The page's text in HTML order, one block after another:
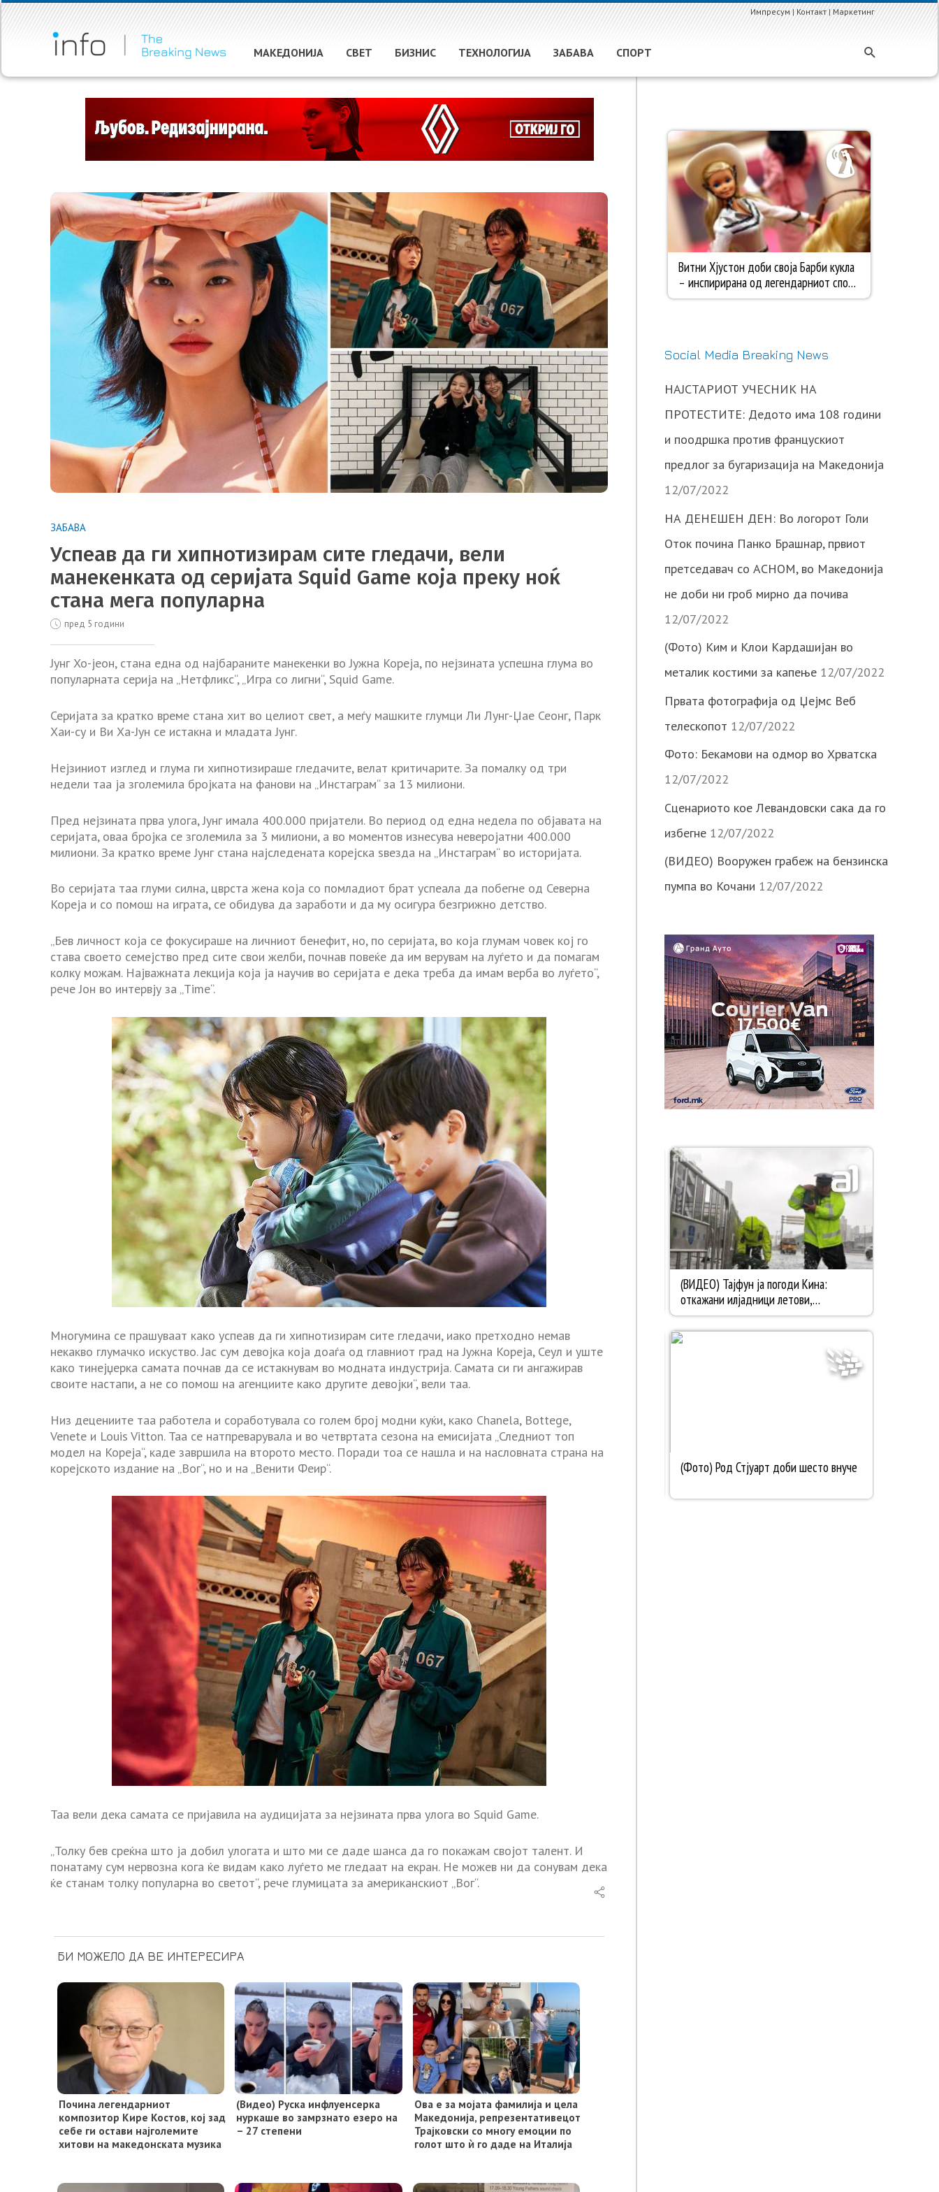
Импресум|Контакт|Маркетинг
МАКЕДОНИЈА СВЕТ БИЗНИС ТЕХНОЛОГИЈА ЗАБАВА СПОРТ
ЗАБАВА
Успеав да ги хипнотизирам сите гледачи, вели
манекенката од серијата Squid Game која преку ноќ
стана мега популарна
пред 5 години
Јунг Хо-јеон, стана една од најбараните манекенки во Јужна Кореја, по нејзината успешна глума во
популарната серија на „Нетфликс“, „Игра со лигни“, Squid Game.
Серијата за кратко време стана хит во целиот свет, а меѓу машките глумци Ли Лунг-Џае Сеонг, Парк
Хаи-су и Ви Ха-Јун се истакна и младата Јунг.
Нејзиниот изглед и глума ги хипнотизираше гледачите, велат критичарите. За помалку од три
недели таа ја зголемила бројката на фанови на „Инстаграм“ за 13 милиони.
Пред нејзината прва улога, Јунг имала 400.000 пријатели. Во период од една недела по објавата на
серијата, оваа бројка се зголемила за 3 милиони, а во моментов изнесува неверојатни 400.000
милиони. За кратко време Јунг стана најследената корејска ѕвезда на „Инстаграм“ во историјата.
Во серијата таа глуми силна, цврста жена која со помладиот брат успеала да побегне од Северна
Кореја и со помош на играта, се обидува да заработи и да му осигура безгрижно детство.
„Бев личност која се фокусираше на личниот бенефит, но, по серијата, во која глумам човек кој го
става своето семејство пред сите свои желби, почнав повеќе да им верувам на луѓето и да помагам
колку можам. Најважната лекција која ја научив во серијата е дека треба да имам верба во луѓето“,
рече Јон во интервју за „Time“.
Многумина се прашуваат како успеав да ги хипнотизирам сите гледачи, иако претходно немав
некакво глумачко искуство. Јас сум девојка која доаѓа од главниот град на Јужна Кореја, Сеул и уште
како тинејџерка самата почнав да се истакнувам во модната индустрија. Самата си ги ангажирав
своите настапи, а не со помош на агенциите како другите девојки“, вели таа.
Низ децениите таа работела и соработувала со голем број модни куќи, како Chanela, Bottege,
Venete и Louis Vitton. Таа се натпреварувала и во четвртата сезона на емисијата „Следниот топ
модел на Кореја“, каде завршила на второто место. Поради тоа се нашла и на насловната страна на
корејското издание на „Вог“, но и на „Венити Феир“.
Таа вели дека самата се пријавила на аудицијата за нејзината прва улога во Squid Game.
„Толку бев среќна што ја добил улогата и што ми се даде шанса да го покажам својот талент. И
понатаму сум нервозна кога ќе видам како луѓето ме гледаат на екран. Не можев ни да сонувам дека
ќе станам толку популарна во светот“, рече глумицата за американскиот „Вог“.
БИ МОЖЕЛО ДА ВЕ ИНТЕРЕСИРА
Почина легендарниот
композитор Кире Костов, кој зад
себе ги остави најголемите
хитови на македонската музика
(Видео) Руска инфлуенсерка
нуркаше во замрзнато езеро на
– 27 степени
Ова е за мојата фамилија и цела
Македонија, репрезентативецот
Трајковски со многу емоции по
голот што ѝ го даде на Италија
Social Media Breaking News
НАЈСТАРИОТ УЧЕСНИК НА
ПРОТЕСТИТЕ: Дедото има 108 години
и поодршка против францускиот
предлог за бугаризација на Македонија
12/07/2022
НА ДЕНЕШЕН ДЕН: Во логорот Голи
Оток почина Панко Брашнар, првиот
претседавач со АСНОМ, во Македонија
не доби ни гроб мирно да почива
12/07/2022
(Фото) Ким и Клои Кардашијан во
металик костими за капење 12/07/2022
Првата фотографија од Џејмс Веб
телескопот 12/07/2022
Фото: Бекамови на одмор во Хрватска
12/07/2022
Сценариото кое Левандовски сака да го
избегне 12/07/2022
(ВИДЕО) Вооружен грабеж на бензинска
пумпа во Кочани 12/07/2022